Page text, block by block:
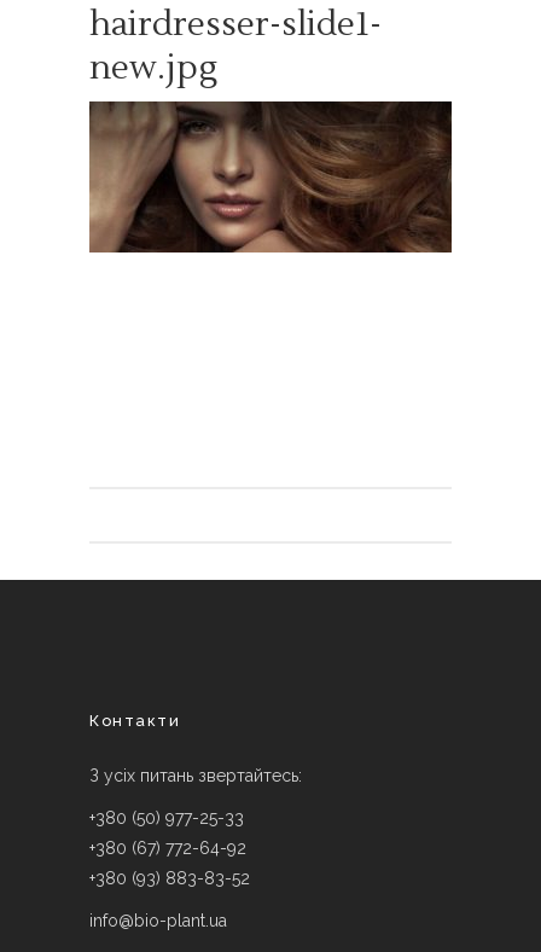
hairdresser-slide1-
new.jpg
Контакти
З усіх питань звертайтесь:
+380 (50) 977-25-33
+380 (67) 772-64-92
+380 (93) 883-83-52
info@bio-plant.ua